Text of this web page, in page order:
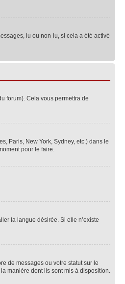
lu ou non-lu, si cela a été activé
forum). Cela vous permettra de
Paris, New York, Sydney, etc.) dans le
pour le faire.
la langue désirée. Si elle n’existe
de messages ou votre statut sur le
manière dont ils sont mis à disposition.